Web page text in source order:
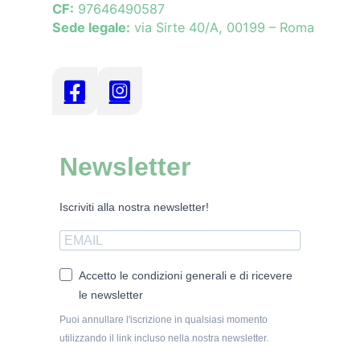
CF: 97646490587
Sede legale: via Sirte 40/A, 00199 – Roma
Newsletter
Iscriviti alla nostra newsletter!
Accetto le condizioni generali e di ricevere
le newsletter
Puoi annullare l'iscrizione in qualsiasi momento
utilizzando il link incluso nella nostra newsletter.